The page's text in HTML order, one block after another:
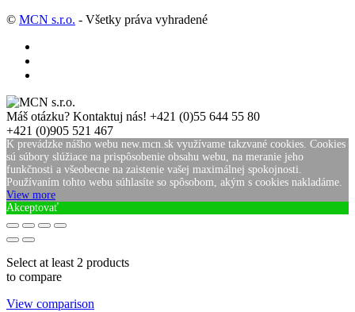
© MCN s.r.o. - Všetky práva vyhradené
Máš otázku? Kontaktuj nás! +421 (0)55 644 55 80
+421 (0)905 521 467
K prevádzke nášho webu new.mcn.sk využívame takzvané cookies. Cookies
sú súbory slúžiace na prispôsobenie obsahu webu, na meranie jeho
funkčnosti a všeobecne na zaistenie vašej maximálnej spokojnosti.
Používaním tohto webu súhlasíte so spôsobom, akým s cookies nakladáme.
View more
Akceptovať
Select at least 2 products
to compare
View comparison